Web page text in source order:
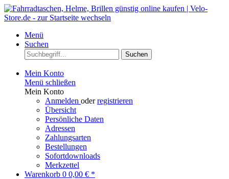
Menü
Suchen
Suchen
Mein Konto
Menü schließen
Mein Konto
Anmelden oderregistrieren
Übersicht
Persönliche Daten
Adressen
Zahlungsarten
Bestellungen
Sofortdownloads
Merkzettel
Warenkorb 0 0,00 € *